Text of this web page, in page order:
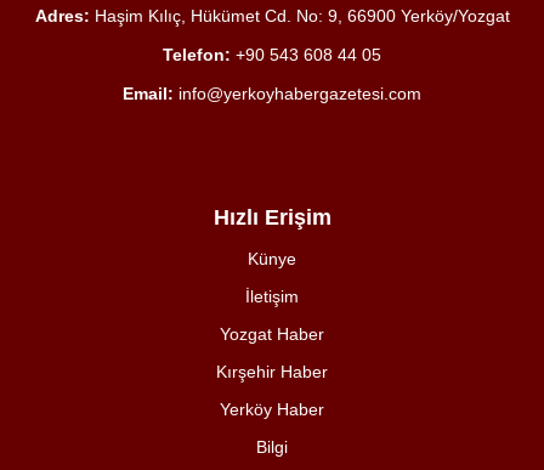
Adres: Haşim Kılıç, Hükümet Cd. No: 9, 66900 Yerköy/Yozgat
Telefon: +90 543 608 44 05
Email: info@yerkoyhabergazetesi.com
Hızlı Erişim
Künye
İletişim
Yozgat Haber
Kırşehir Haber
Yerköy Haber
Bilgi